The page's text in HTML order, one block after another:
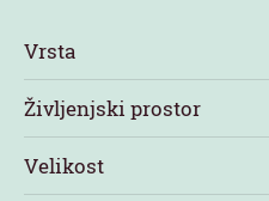
Vrsta
Življenjski prostor
Velikost